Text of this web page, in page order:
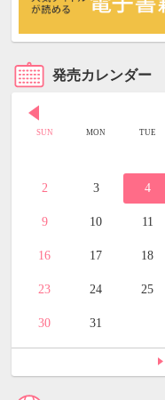
発売カレンダー
SUN MON TUE
2 3 4
9 10 11
16 17 18
23 24 25
30 31